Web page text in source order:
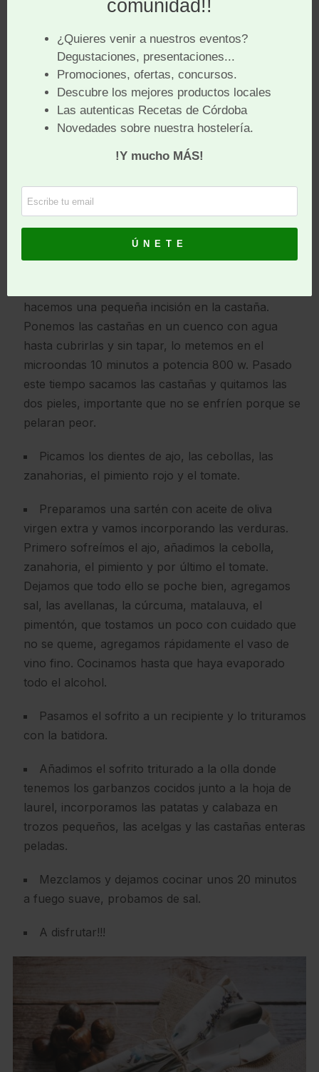
1 cucharadita de matalauva
1 puñado de avellanas tostadas
1 vaso de vino fino
Sal
Aceite de oliva virgen extra
La víspera dejaremos en remojo los garbanzos,
al día siguiente los pondremos a cocer cubiertos de
agua en una olla, de la forma habitual.
hacemos una pequeña incisión en la castaña.
Ponemos las castañas en un cuenco con agua
hasta cubrirlas y sin tapar, lo metemos en el
microondas 10 minutos a potencia 800 w. Pasado
este tiempo sacamos las castañas y quitamos las
dos pieles, importante que no se enfríen porque se
pelaran peor.
Picamos los dientes de ajo, las cebollas, las
zanahorias, el pimiento rojo y el tomate.
Preparamos una sartén con aceite de oliva
virgen extra y vamos incorporando las verduras.
Primero sofreímos el ajo, añadimos la cebolla,
zanahoria, el pimiento y por último el tomate.
Dejamos que todo ello se poche bien, agregamos
sal, las avellanas, la cúrcuma, matalauva, el
pimentón, que tostamos un poco con cuidado que
no se queme, agregamos rápidamente el vaso de
vino fino. Cocinamos hasta que haya evaporado
todo el alcohol.
Pasamos el sofrito a un recipiente y lo trituramos
con la batidora.
Añadimos el sofrito triturado a la olla donde
tenemos los garbanzos cocidos junto a la hoja de
laurel, incorporamos las patatas y calabaza en
trozos pequeños, las acelgas y las castañas enteras
peladas.
Mezclamos y dejamos cocinar unos 20 minutos
a fuego suave, probamos de sal.
A disfrutar!!!